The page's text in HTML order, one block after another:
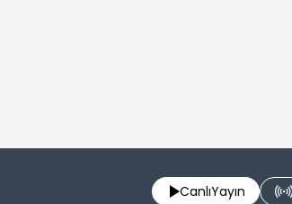
CanlıYayın